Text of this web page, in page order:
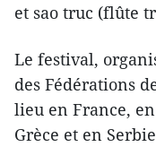
et sao truc (flûte
Le festival,
des Fédérations
lieu en France,
Grèce et en